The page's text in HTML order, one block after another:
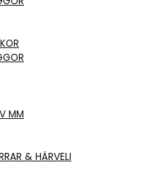
MM
& HÄRVELI